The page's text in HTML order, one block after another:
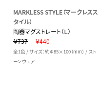
MARKLESS STYLE（マークレスス
タイル）
陶器マグストレート（Ｌ）
￥737
￥440
全1色 / サイズ：約Φ85×100（mm） / スト
ーンウェア